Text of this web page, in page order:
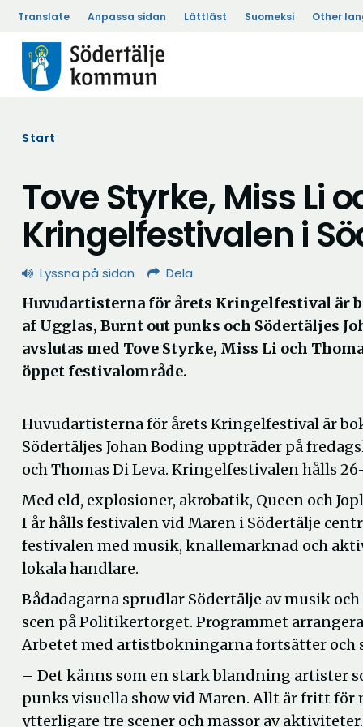
Translate Anpassa sidan Lättläst Suomeksi Other
Start
Tove Styrke, Miss Li
Kringelfestivalen i
Lyssna på sidan Dela
Huvudartisterna för årets Kringelfestival är
af Ugglas, Burnt out punks och Södertäljes
avslutas med Tove Styrke, Miss Li och
öppet festivalområde.
Huvudartisterna för årets Kringelfestival är
Södertäljes Johan Boding uppträder på
och Thomas Di Leva. Kringelfestivalen hålls
Med eld, explosioner, akrobatik, Queen och
I år hålls festivalen vid Maren i Södertälje
festivalen med musik, knallemarknad och
lokala handlare.
Bådadagarna sprudlar Södertälje av musik
scen på Politikertorget. Programmet
Arbetet med artistbokningarna fortsätter och
– Det känns som en stark blandning artister
punks visuella show vid Maren. Allt är fritt för
ytterligare tre scener och massor av